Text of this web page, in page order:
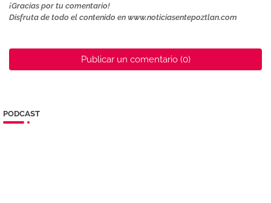
¡Gracias por tu comentario!
Disfruta de todo el contenido en www.noticiasentepoztlan.com
Publicar un comentario (0)
PODCAST